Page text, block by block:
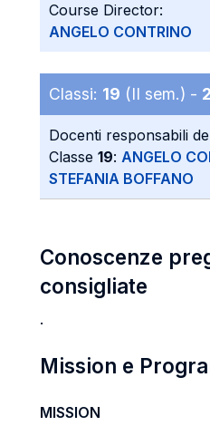
Course Director:
ANGELO CONTRINO
Classi: 19 (II sem.) -
Docenti responsabili
Classe 19: ANGELO
STEFANIA BOFFANO
Conoscenze
consigliate
.
Mission e
MISSION